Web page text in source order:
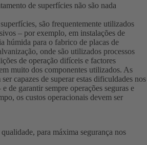
de superfícies não são nada
são frequentemente utilizados
– por exemplo, em instalações de
húmida para o fabrico de placas de
onde são utilizados processos
de operação difíceis e factores
muito dos componentes utilizados. As
capazes de superar estas dificuldades nos
de garantir sempre operações seguras e
os custos operacionais devem ser
para máxima segurança nos